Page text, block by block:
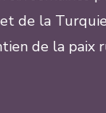
de la
de la paix